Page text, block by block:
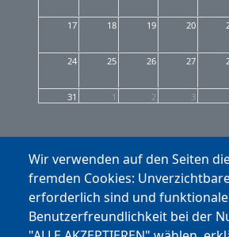
Wir verwenden auf den Seiten
fremden Cookies:
erforderlich sind und funktionale
Benutzerfreundlichkeit bei der
17 18 19 20
24 25 26 27
31 1 2 3